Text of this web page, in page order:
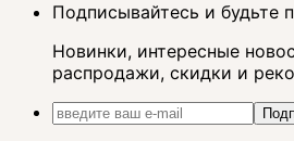
Подписывайтесь и будьте
Новинки, интересные
распродажи, скидки и